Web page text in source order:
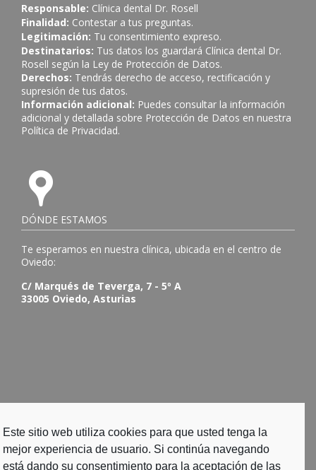
Responsable: Clínica dental Dr. Rosell
Finalidad: Contestar a tus preguntas.
Legitimación: Tu consentimiento expreso.
Destinatarios: Tus datos los guardará Clínica dental Dr.
Rosell según la Ley de Protección de Datos.
Derechos: Tendrás derecho de acceso, rectificación y
supresión de tus datos.
Información adicional: Puedes consultar la información
adicional y detallada sobre Protección de Datos en nuestra
Política de Privacidad.
DÓNDE ESTAMOS
Te esperamos en nuestra clínica, ubicada en el centro de
Oviedo:
C/ Marqués de Teverga, 7 - 5º A
33005 Oviedo, Asturias
Este sitio web utiliza cookies para que usted tenga la
mejor experiencia de usuario. Si continúa navegando
está dando su consentimiento para la aceptación de las